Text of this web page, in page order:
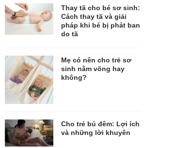
Thay tã cho bé sơ sinh:
Cách thay tã và giải
pháp khi bé bị phát ban
do tã
Mẹ có nên cho trẻ sơ
sinh nằm võng hay
không?
Cho trẻ bú đêm: Lợi ích
và những lời khuyên